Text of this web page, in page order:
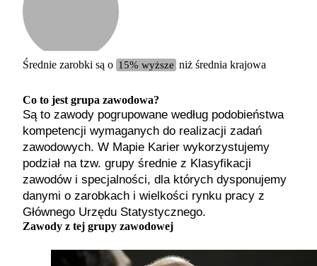
średnie
Średnie zarobki są o 15% wyższe niż średnia krajowa
Co to jest grupa zawodowa?
Są to zawody pogrupowane według podobieństwa
kompetencji wymaganych do realizacji zadań
zawodowych. W Mapie Karier wykorzystujemy
podział na tzw. grupy średnie z Klasyfikacji
zawodów i specjalności, dla których dysponujemy
danymi o zarobkach i wielkości rynku pracy z
Głównego Urzędu Statystycznego.
Zawody z tej grupy zawodowej